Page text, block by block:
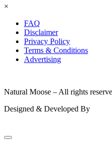
×
FAQ
Disclaimer
Privacy Policy
Terms & Conditions
Advertising
Natural Moose – All rights
Designed & Developed By